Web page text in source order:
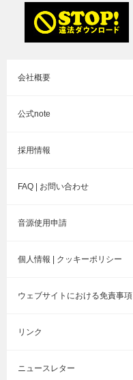
会社概要
公式note
採用情報
FAQ | お問い合わせ
音源使用申請
個人情報 | クッキーポリシー
ウェブサイトにおける免責事項
リンク
ニュースレター